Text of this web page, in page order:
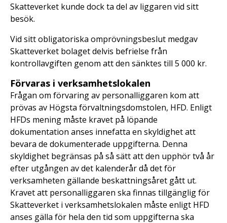
Skatteverket kunde dock ta del av liggaren vid sitt
besök.
Vid sitt obligatoriska omprövningsbeslut medgav
Skatteverket bolaget delvis befrielse från
kontrollavgiften genom att den sänktes till 5 000 kr.
Förvaras i verksamhetslokalen
Frågan om förvaring av personalliggaren kom att
prövas av Högsta förvaltningsdomstolen, HFD. Enligt
HFDs mening måste kravet på löpande
dokumentation anses innefatta en skyldighet att
bevara de dokumenterade uppgifterna. Denna
skyldighet begränsas på så sätt att den upphör två år
efter utgången av det kalenderår då det för
verksamheten gällande beskattningsåret gått ut.
Kravet att personalliggaren ska finnas tillgänglig för
Skatteverket i verksamhetslokalen måste enligt HFD
anses gälla för hela den tid som uppgifterna ska